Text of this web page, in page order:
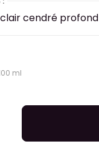
clair cendré profond
ml